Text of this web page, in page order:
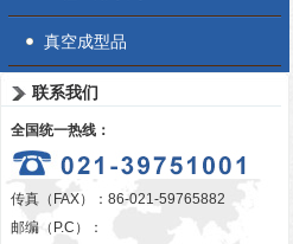
真空成型品
联系我们
全国统一热线：
传真（FAX）：86-021-59765882
邮编（P.C）：